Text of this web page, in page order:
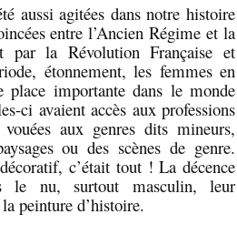
aussi agitées dans notre histoire
entre l’Ancien Régime et la
par la Révolution Française et
étonnement, les femmes en
place importante dans le monde
ci avaient accès aux professions
aux genres dits mineurs,
ou des scènes de genre.
c’était tout ! La décence
le nu, surtout masculin, leur
peinture d’histoire.